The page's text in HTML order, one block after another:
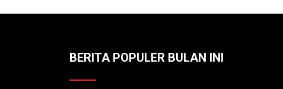
BERITA POPULER BULAN INI